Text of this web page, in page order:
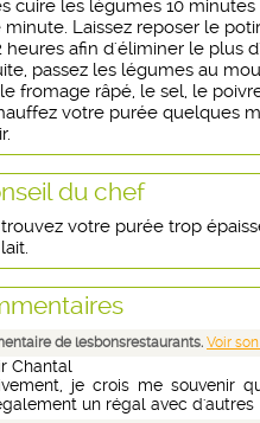
cuire les légumes 10
Laissez reposer le
heures afin d'éliminer le plus
passez les légumes au
fromage râpé, le sel, le
votre purée quelques
du chef
votre purée trop
de lesbonsrestaurants. Voir
Chantal
je crois me souvenir
un régal avec d'autres